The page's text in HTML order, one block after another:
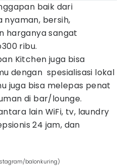
baik dari
nyaman, bersih,
harganya sangat
ribu.
Kitchen juga bisa
dengan spesialisasi lokal
juga bisa melepas penat
di bar/lounge.
lain WiFi, tv, laundry
24 jam, dan
balonkuring)